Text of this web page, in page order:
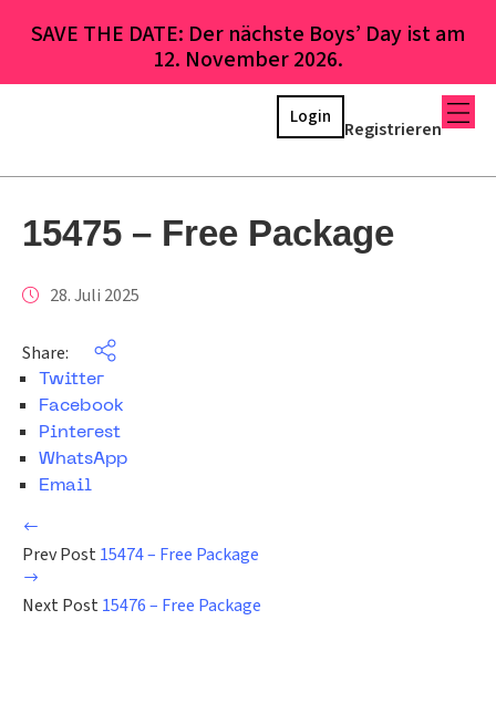
SAVE THE DATE: Der nächste Boys’ Day ist am
12. November 2026.
Registrieren
Login
15475 – Free Package
28. Juli 2025
Share:
Twitter
Facebook
Pinterest
WhatsApp
Email
Prev Post 15474 – Free Package
Next Post 15476 – Free Package